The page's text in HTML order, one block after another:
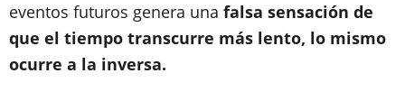
eventos futuros genera una falsa sensación de
que el tiempo transcurre más lento, lo mismo
ocurre a la inversa.